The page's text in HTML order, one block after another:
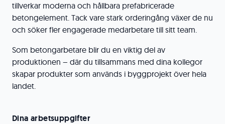
tillverkar moderna och hållbara prefabricerade
betongelement. Tack vare stark orderingång växer de nu
och söker fler engagerade medarbetare till sitt team.
Som betongarbetare blir du en viktig del av
produktionen – där du tillsammans med dina kollegor
skapar produkter som används i byggprojekt över hela
landet.
Dina arbetsuppgifter